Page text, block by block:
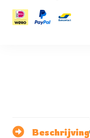
Beschrijving